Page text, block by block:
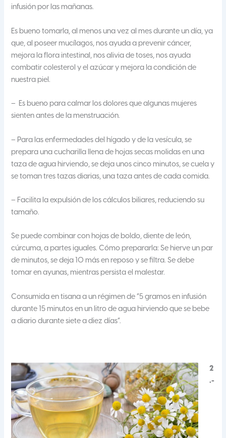
infusión por las mañanas.
Es bueno tomarla, al menos una vez al mes durante un día, ya
que, al poseer mucílagos, nos ayuda a prevenir cáncer,
mejora la flora intestinal, nos alivia de toses, nos ayuda
combatir colesterol y el azúcar y mejora la condición de
nuestra piel.
– Es bueno para calmar los dolores que algunas mujeres
sienten antes de la menstruación.
– Para las enfermedades del hígado y de la vesícula, se
prepara una cucharilla llena de hojas secas molidas en una
taza de agua hirviendo, se deja unos cinco minutos, se cuela y
se toman tres tazas diarias, una taza antes de cada comida.
– Facilita la expulsión de los cálculos biliares, reduciendo su
tamaño.
Se puede combinar con hojas de boldo, diente de león,
cúrcuma, a partes iguales. Cómo prepararla: Se hierve un par
de minutos, se deja 10 más en reposo y se filtra. Se debe
tomar en ayunas, mientras persista el malestar.
Consumida en tisana a un régimen de “5 gramos en infusión
durante 15 minutos en un litro de agua hirviendo que se bebe
a diario durante siete a diez días”.
2
.-